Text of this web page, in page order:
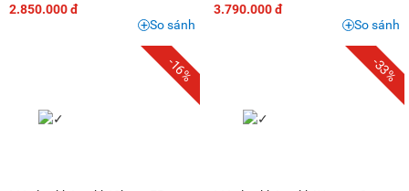
2.850.000 đ
So sánh
3.790.000 đ
So sánh
-16% -33%